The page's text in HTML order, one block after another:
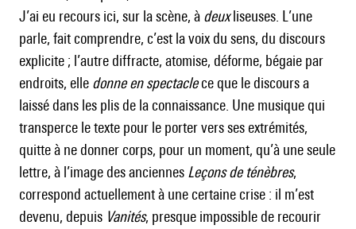
J’ai eu recours ici, sur la scène, à deuxliseuses. L’une
parle, fait comprendre, c’est la voix du sens, du discours
explicite ; l’autre diffracte, atomise, déforme, bégaie par
endroits, elle donne en spectaclece que le discours a
laissé dans les plis de la connaissance. Une musique qui
transperce le texte pour le porter vers ses extrémités,
quitte à ne donner corps, pour un moment, qu’à une seule
lettre, à l’image des anciennes Leçons de ténèbres,
correspond actuellement à une certaine crise : il m’est
devenu, depuis Vanités, presque impossible de recourir